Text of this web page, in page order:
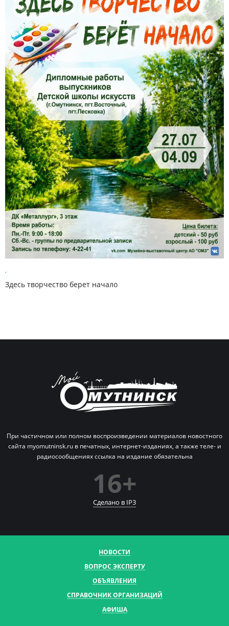
,
Здесь творчество берет начало
При частичном или полном воспроизведении материалов новостного
сайта myomutninsk.ru в печатных, интернет-изданиях, а также теле- и
радиосообщениях ссылка на издание обязательна
16+
Сделано в IP3
НОВОСТИ
ВОПРОС ЭКСПЕРТУ
ОБЪЯВЛЕНИЯ
СПРАВОЧНИК ОРГАНИЗАЦИЙ
АФИША